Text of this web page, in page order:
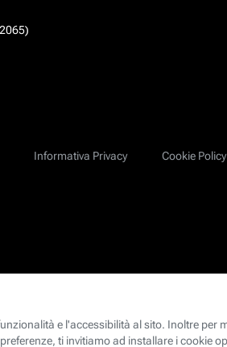
Informativa Privacy
Cookie Policy